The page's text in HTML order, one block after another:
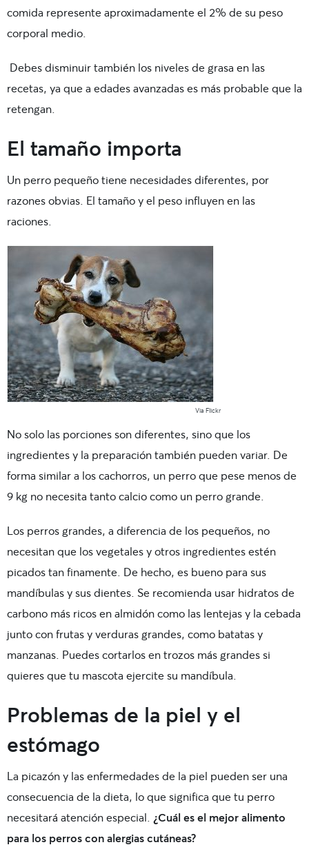
comida represente aproximadamente el 2% de su peso
corporal medio.
Debes disminuir también los niveles de grasa en las
recetas, ya que a edades avanzadas es más probable que la
retengan.
El tamaño importa
Un perro pequeño tiene necesidades diferentes, por
razones obvias. El tamaño y el peso influyen en las
raciones.
Via Flickr
No solo las porciones son diferentes, sino que los
ingredientes y la preparación también pueden variar. De
forma similar a los cachorros, un perro que pese menos de
9 kg no necesita tanto calcio como un perro grande.
Los perros grandes, a diferencia de los pequeños, no
necesitan que los vegetales y otros ingredientes estén
picados tan finamente. De hecho, es bueno para sus
mandíbulas y sus dientes. Se recomienda usar hidratos de
carbono más ricos en almidón como las lentejas y la cebada
junto con frutas y verduras grandes, como batatas y
manzanas. Puedes cortarlos en trozos más grandes si
quieres que tu mascota ejercite su mandíbula.
Problemas de la piel y el
estómago
La picazón y las enfermedades de la piel pueden ser una
consecuencia de la dieta, lo que significa que tu perro
necesitará atención especial. ¿Cuál es el mejor alimento
para los perros con alergias cutáneas?